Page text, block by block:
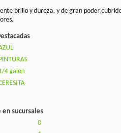
brillo y dureza, y de gran poder
4 galon
sucursales
0